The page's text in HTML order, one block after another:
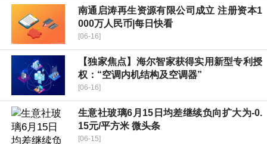
南通启涛再生资源有限公司成立 注册资本1
000万人民币|每日快看
[06-16]
【独家焦点】海尔智家获得实用新型专利授
权：“空调内机结构及空调器”
[06-16]
生意社玻璃6月15日均差继续负向扩大为-0.
15元/平方米 微头条
[06-15]